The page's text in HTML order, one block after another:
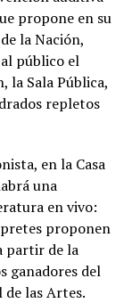
propone en su
la Nación,
público el
la Sala Pública,
repletos
en la Casa
una
en vivo:
proponen
partir de la
ganadores del
de las Artes.